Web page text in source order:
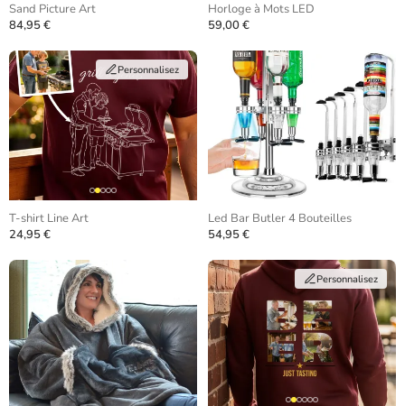
Sand Picture Art
84,95 €
Horloge à Mots LED
59,00 €
Personnalisez
T-shirt Line Art
24,95 €
Led Bar Butler 4 Bouteilles
54,95 €
Personnalisez